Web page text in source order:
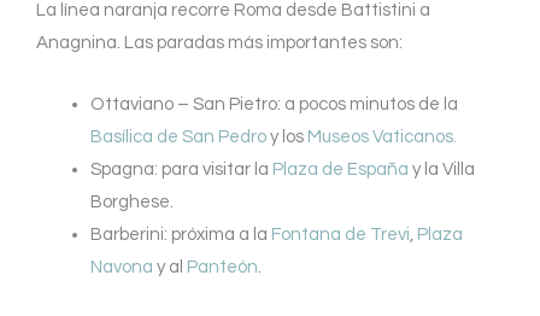
La línea naranja recorre Roma desde Battistini a
Anagnina. Las paradas más importantes son:
Ottaviano – San Pietro: a pocos minutos de la
Basílica de San Pedro y los Museos Vaticanos.
Spagna: para visitar la Plaza de España y la Villa
Borghese.
Barberini: próxima a la Fontana de Trevi, Plaza
Navona y al Panteón.